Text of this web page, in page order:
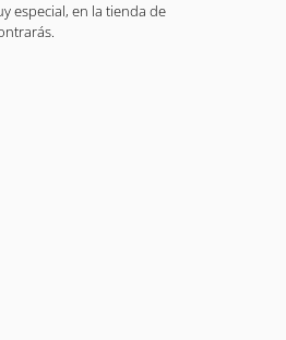
especial, en la tienda de